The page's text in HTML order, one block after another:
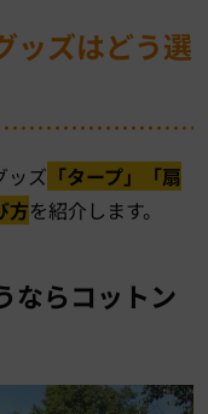
ッズはどう選
ッズ 「タープ」「扇
方を紹介します。
ならコットン